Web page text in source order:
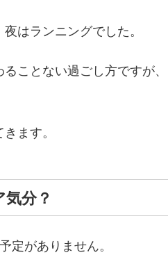
はランニングでした。
ことない過ごし方ですが
ます。
分？
定がありません。